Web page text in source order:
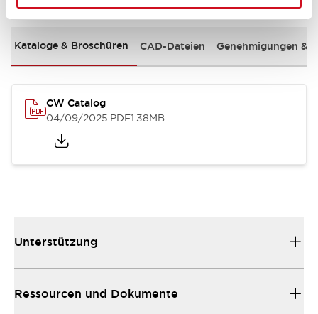
Kataloge & Broschüren CAD-Dateien Genehmigungen &
CW Catalog
04/09/2025.PDF1.38MB
Unterstützung
Ressourcen und Dokumente